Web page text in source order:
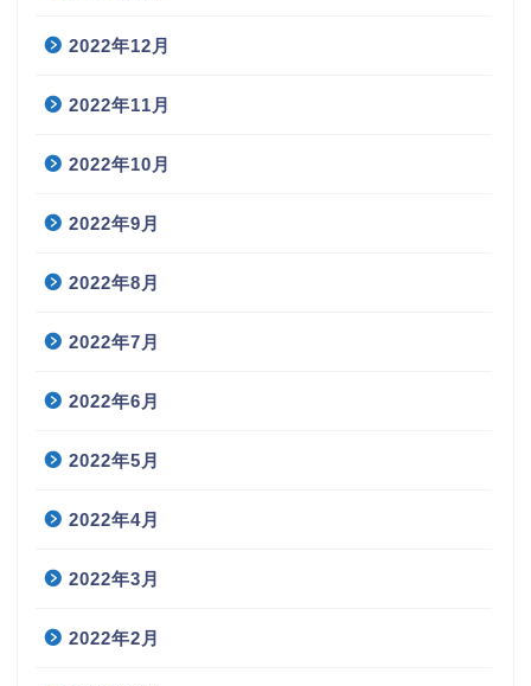
2022年12月
2022年11月
2022年10月
2022年9月
2022年8月
2022年7月
2022年6月
2022年5月
2022年4月
2022年3月
2022年2月